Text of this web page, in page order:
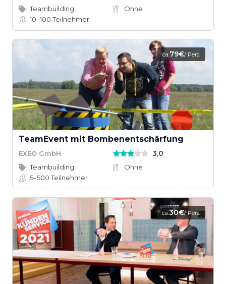
Teambuilding
Ohne
10–100Teilnehmer
ca.79€/ Pers.
TeamEvent mit Bombenentschärfung
EXEO GmbH 3,0
Teambuilding
Ohne
5–500Teilnehmer
ca.30€/ Pers.